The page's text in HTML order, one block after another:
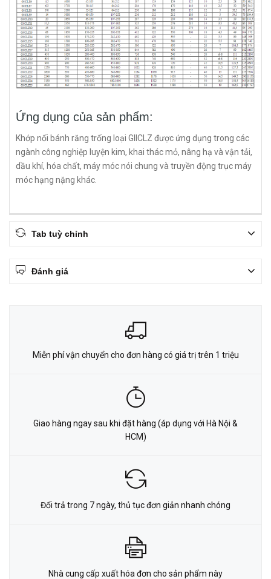
Ứng dụng của sản phẩm:
Khớp nối bánh răng trống loại GIICLZ được ứng dụng trong các
ngành công nghiệp luyện kim, khai thác mỏ, nâng hạ và vận tải,
dầu khí, hóa chất, máy móc nói chung và truyền động trục máy
móc hạng nặng khác.
Tab tuỳ chỉnh
Đánh giá
Miễn phí vận chuyển cho đơn hàng có giá trị trên 1 triệu
Giao hàng ngay sau khi đặt hàng (áp dụng với Hà Nội &
HCM)
Đổi trả trong 7 ngày, thủ tục đơn giản nhanh chóng
Nhà cung cấp xuất hóa đơn cho sản phẩm này